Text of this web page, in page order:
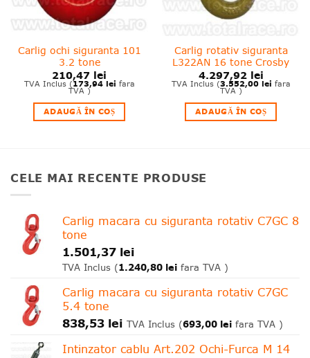
Carlig ochi siguranta 101
3.2 tone
210,47 lei
TVA Inclus (173,94 lei fara
TVA )
ADAUGĂ ÎN COȘ
Carlig rotativ siguranta
L322AN 16 tone Crosby
4.297,92 lei
TVA Inclus (3.552,00 lei fara
TVA )
ADAUGĂ ÎN COȘ
CELE MAI RECENTE PRODUSE
Carlig macara cu siguranta rotativ C7GC 8
tone
1.501,37 lei
TVA Inclus (1.240,80 lei fara TVA )
Carlig macara cu siguranta rotativ C7GC
5.4 tone
838,53 lei TVA Inclus (693,00 lei fara TVA )
Intinzator cablu Art.202 Ochi-Furca M 14